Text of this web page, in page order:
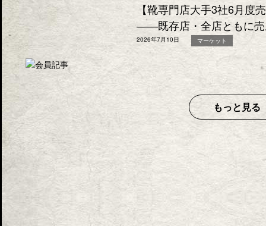
【靴専門店大手3社6月度
――既存店・全店ともに売
2026年7月10日 マーケット
もっと見る